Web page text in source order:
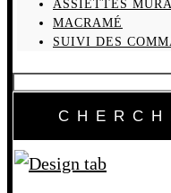
ASSIETTES
MACRAMÉ
SUIVI DES